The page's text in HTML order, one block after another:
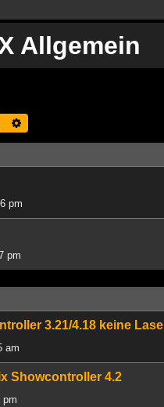
Allgemein
Suche
pm
pm
3.21/4.18 keine
am
Showcontroller 4.2
pm